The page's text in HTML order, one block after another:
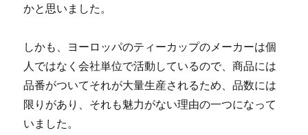
かと思いました。
しかも、ヨーロッパのティーカップのメーカーは個
人ではなく会社単位で活動しているので、商品には
品番がついてそれが大量生産されるため、品数には
限りがあり、それも魅力がない理由の一つになって
いました。